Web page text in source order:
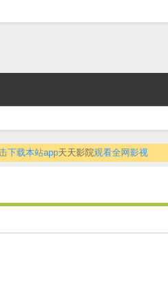
下载本站app天天影院观看全网影视